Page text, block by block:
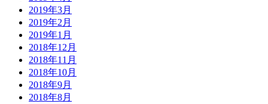
2019年3月
2019年2月
2019年1月
2018年12月
2018年11月
2018年10月
2018年9月
2018年8月